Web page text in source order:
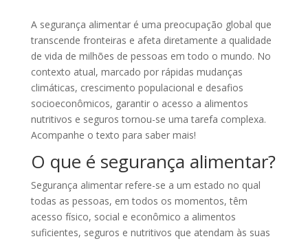
A segurança alimentar é uma preocupação global que
transcende fronteiras e afeta diretamente a qualidade
de vida de milhões de pessoas em todo o mundo. No
contexto atual, marcado por rápidas mudanças
climáticas, crescimento populacional e desafios
socioeconômicos, garantir o acesso a alimentos
nutritivos e seguros tornou-se uma tarefa complexa.
Acompanhe o texto para saber mais!
O que é segurança alimentar?
Segurança alimentar refere-se a um estado no qual
todas as pessoas, em todos os momentos, têm
acesso físico, social e econômico a alimentos
suficientes, seguros e nutritivos que atendam às suas